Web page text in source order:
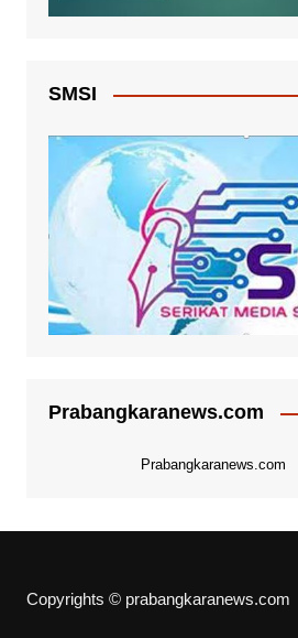
SMSI
Prabangkaranews.com
Prabangkaranews.com
Copyrights © prabangkaranews.com